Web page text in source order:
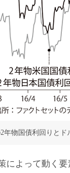
年物国債利回りと
によって動く